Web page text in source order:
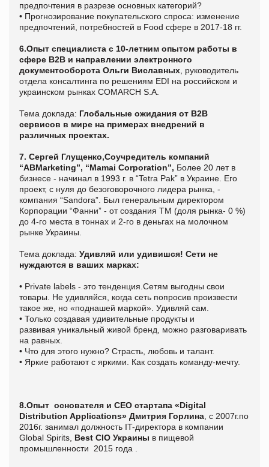
предпочтения в разрезе основных категорий?
• Прогнозирование покупательского спроса: изменение
предпочтений, потребностей в Food сфере в 2017-18 гг.
6.Опыт специалиста с 10-летним опытом работы в
сфере В2В и направлении электронного
документооборота Ольги Виславных , руководитель
отдела консалтинга по решениям EDI на российском и
украинском рынках COMARCH S.A.
Тема доклада: Глобальные ожидания от B2B
сервисов в мире на примерах внедрений в
различных проектах.
7. Сергей Глущенко,Соучредитель компаний
“ABMarketing”, “Mamai Corporation”, Более 20 лет в
бизнесе - начинал в 1993 г. в “Tetra Pak” в Украине. Его
проект, с нуля до безоговорочного лидера рынка, -
компания “Sandora”. Был генеральным директором
Корпорации “Фанни” - от создания ТМ (доля рынка- 0 %)
до 4-го места в тоннах и 2-го в деньгах на молочном
рынке Украины.
Тема доклада: Удивляй или удивишся! Сети не
нуждаются в ваших марках:
• Private labels - это тенденция.Сетям выгодны свои
товары. Не удивляйся, когда сеть попросив произвести
такое же, но «поднашей маркой». Удивляй сам.
• Только создавая удивительные продукты и
развивая уникальный живой бренд, можно разговаривать
на равных.
• Что для этого нужно? Страсть, любовь и талант.
• Яркие работают с яркими. Как создать команду-мечту.
8.Опыт основателя и CEO стартапа «Digital
Distribution Applications» Дмитрия Горлина , с 2007г.по
2016г. занимал должность IT-директора в компании
Global Spirits, Best CIO Украины в пищевой
промышленности 2015 года .